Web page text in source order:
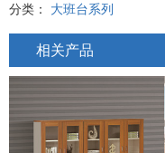
分类： 大班台系列
相关产品